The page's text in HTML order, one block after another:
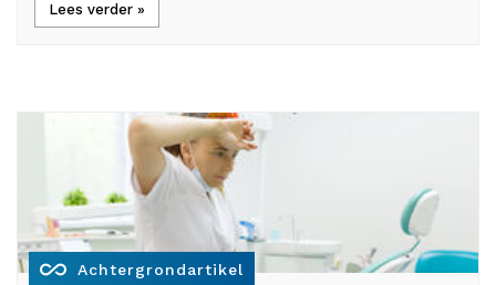
Lees verder »
all_inclusive Achtergrondartikel